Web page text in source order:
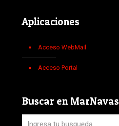
Aplicaciones
Acceso WebMail
Acceso Portal
Buscar en MarNavas